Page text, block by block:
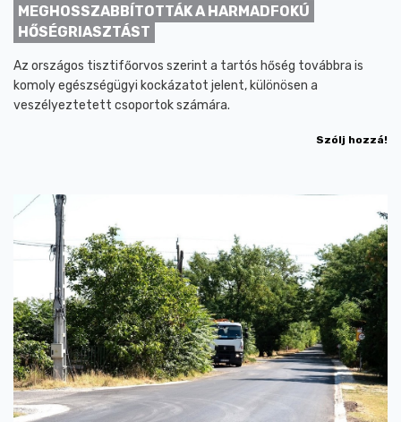
MEGHOSSZABBÍTOTTÁK A HARMADFOKÚ
HŐSÉGRIASZTÁST
Az országos tisztifőorvos szerint a tartós hőség továbbra is
komoly egészségügyi kockázatot jelent, különösen a
veszélyeztetett csoportok számára.
Szólj hozzá!